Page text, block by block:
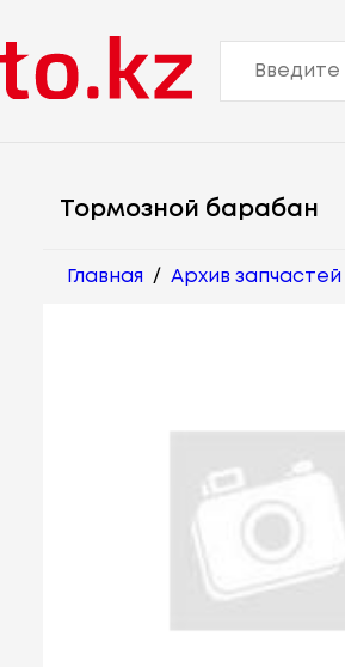
Тормозной барабан
Главная / Архив запчастей